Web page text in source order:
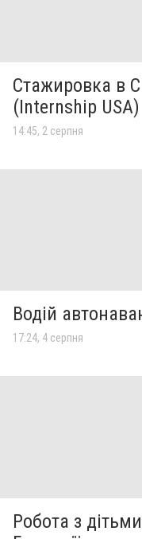
Стажировка в
(Internship USA)
14:45, 2 серпня
Водій
17:24, 4 серпня
Робота з